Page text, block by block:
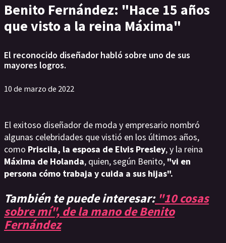
Benito Fernández: "Hace 15 años
que visto a la reina Máxima"
El reconocido diseñador habló sobre uno de sus
mayores logros.
10 de marzo de 2022
El exitoso diseñador de moda y empresario nombró
algunas celebridades que vistió en los últimos años,
como Priscila, la esposa de Elvis Presley, y la reina
Máxima de Holanda, quien, según Benito, "vi en
persona cómo trabaja y cuida a sus hijas".
También te puede interesar:"10 cosas
sobre mí", de la mano de Benito
Fernández